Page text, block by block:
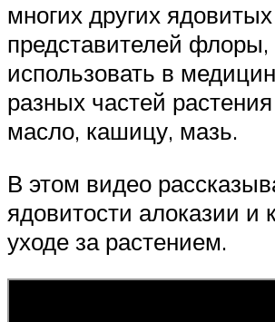
многих других ядовитых
представителей
использовать в
разных частей
масло, кашицу, мазь.
В этом видео
ядовитости алоказии и
уходе за растением.